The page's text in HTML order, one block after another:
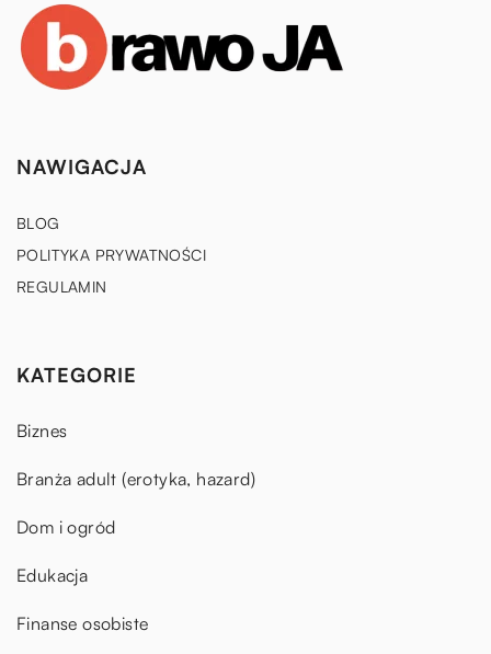
NAWIGACJA
BLOG
POLITYKA PRYWATNOŚCI
REGULAMIN
KATEGORIE
Biznes
Branża adult (erotyka, hazard)
Dom i ogród
Edukacja
Finanse osobiste